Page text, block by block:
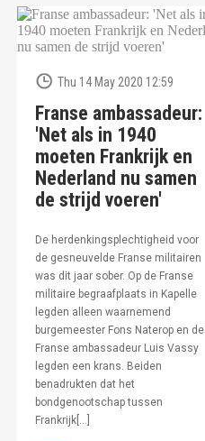
Thu 14 May 2020 12:59
Franse ambassadeur:
'Net als in 1940
moeten Frankrijk en
Nederland nu samen
de strijd voeren'
De herdenkingsplechtigheid voor
de gesneuvelde Franse militairen
was dit jaar sober. Op de Franse
militaire begraafplaats in Kapelle
legden alleen waarnemend
burgemeester Fons Naterop en de
Franse ambassadeur Luis Vassy
legden een krans. Beiden
benadrukten dat het
bondgenootschap tussen
Frankrijk[…]